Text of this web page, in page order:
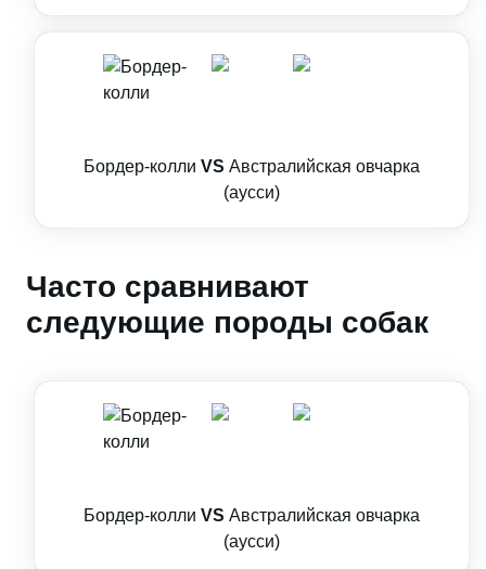
Бордер-колли VS Австралийская овчарка
(аусси)
Часто сравнивают
следующие породы собак
Бордер-колли VS Австралийская овчарка
(аусси)